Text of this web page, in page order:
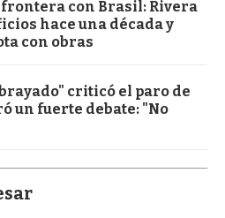
frontera con Brasil: Rivera
hace una década y
con obras
criticó el paro de
un fuerte debate: "No